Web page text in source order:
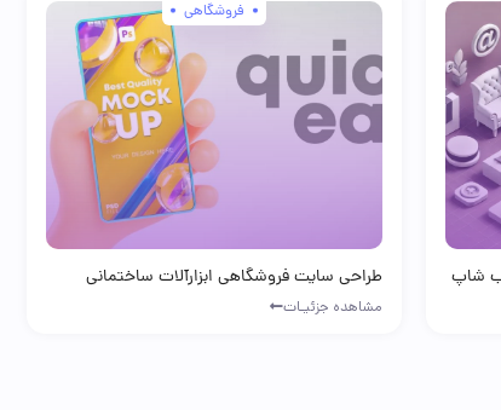
شاپ
فروشگاهی
طراحی سایت فروشگاهی ابزارآلات ساختمانی
مشاهده جزئیـات